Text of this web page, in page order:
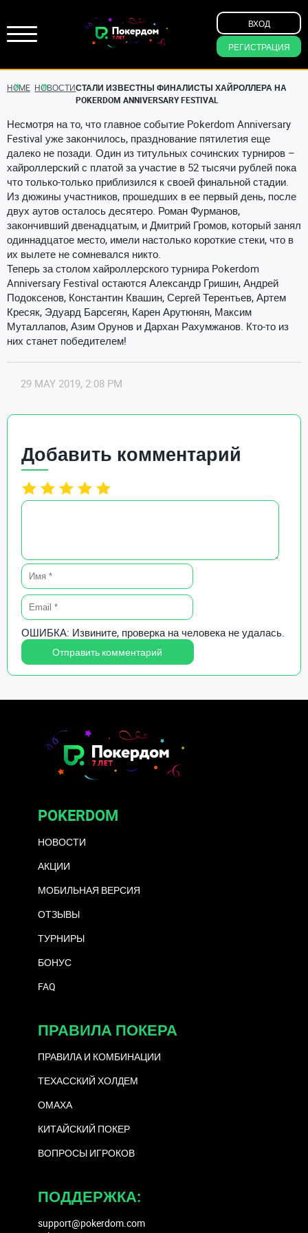
ВХОД
РЕГИСТРАЦИЯ
HOME НОВОСТИСТАЛИ ИЗВЕСТНЫ ФИНАЛИСТЫ ХАЙРОЛЛЕРА НА
POKERDOM ANNIVERSARY FESTIVAL
Несмотря на то, что главное событие Pokerdom Anniversary
Festival уже закончилось, празднование пятилетия еще
далеко не позади. Один из титульных сочинских турниров –
хайроллерский с платой за участие в 52 тысячи рублей пока
что только-только приблизился к своей финальной стадии.
Из дюжины участников, прошедших в ее первый день, после
двух аутов осталось десятеро. Роман Фурманов,
закончивший двенадцатым, и Дмитрий Громов, который занял
одиннадцатое место, имели настолько короткие стеки, что в
их вылете не сомневался никто.
Теперь за столом хайроллерского турнира Pokerdom
Anniversary Festival остаются Александр Гришин, Андрей
Подоксенов, Константин Квашин, Сергей Терентьев, Артем
Кресяк, Эдуард Барсегян, Карен Арутюнян, Максим
Муталлапов, Азим Орунов и Дархан Рахумжанов. Кто-то из
них станет победителем!
29 MAY 2019, 2:08 PM
Добавить комментарий
ОШИБКА: Извините, проверка на человека не удалась.
POKERDOM
НОВОСТИ
АКЦИИ
МОБИЛЬНАЯ ВЕРСИЯ
ОТЗЫВЫ
ТУРНИРЫ
БОНУС
FAQ
ПРАВИЛА ПОКЕРА
ПРАВИЛА И КОМБИНАЦИИ
ТЕХАССКИЙ ХОЛДЕМ
ОМАХА
КИТАЙСКИЙ ПОКЕР
ВОПРОСЫ ИГРОКОВ
ПОДДЕРЖКА:
support@pokerdom.com